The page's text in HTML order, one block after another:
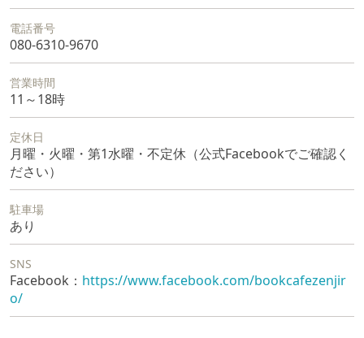
電話番号
080-6310-9670
営業時間
11～18時
定休日
月曜・火曜・第1水曜・不定休（公式Facebookでご確認く
ださい）
駐車場
あり
SNS
Facebook： https://www.facebook.com/bookcafezenjir
o/